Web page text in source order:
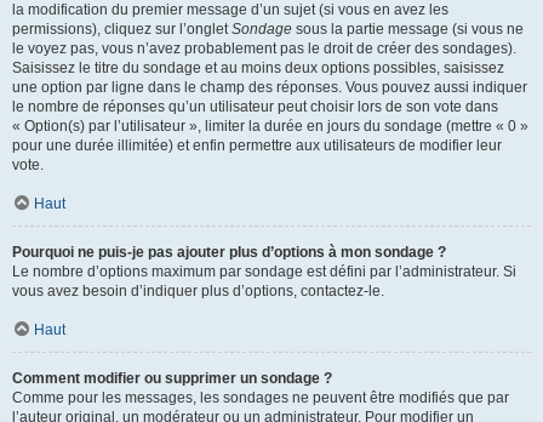
la modification du premier message d’un sujet (si vous en avez les
permissions), cliquez sur l’ongletSondage sous la partie message (si vous ne
le voyez pas, vous n’avez probablement pas le droit de créer des sondages).
Saisissez le titre du sondage et au moins deux options possibles, saisissez
une option par ligne dans le champ des réponses. Vous pouvez aussi indiquer
le nombre de réponses qu’un utilisateur peut choisir lors de son vote dans
« Option(s) par l’utilisateur », limiter la durée en jours du sondage (mettre « 0 »
pour une durée illimitée) et enfin permettre aux utilisateurs de modifier leur
vote.
Haut
Pourquoi ne puis-je pas ajouter plus d’options à mon sondage ?
Le nombre d’options maximum par sondage est défini par l’administrateur. Si
vous avez besoin d’indiquer plus d’options, contactez-le.
Haut
Comment modifier ou supprimer un sondage ?
Comme pour les messages, les sondages ne peuvent être modifiés que par
l’auteur original, un modérateur ou un administrateur. Pour modifier un